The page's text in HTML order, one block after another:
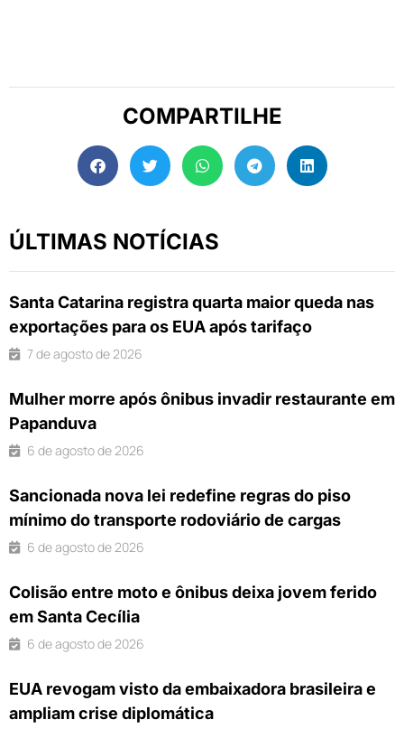
COMPARTILHE
ÚLTIMAS NOTÍCIAS
Santa Catarina registra quarta maior queda nas
exportações para os EUA após tarifaço
7 de agosto de 2026
Mulher morre após ônibus invadir restaurante em
Papanduva
6 de agosto de 2026
Sancionada nova lei redefine regras do piso
mínimo do transporte rodoviário de cargas
6 de agosto de 2026
Colisão entre moto e ônibus deixa jovem ferido
em Santa Cecília
6 de agosto de 2026
EUA revogam visto da embaixadora brasileira e
ampliam crise diplomática